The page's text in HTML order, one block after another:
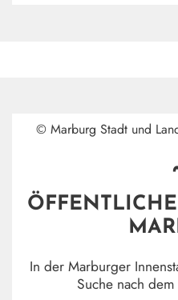
© Marburg Stadt und
In der Marburger
Suche nach